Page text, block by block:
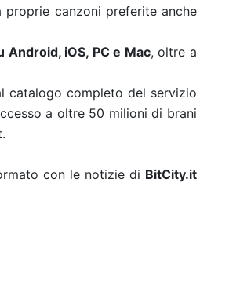
canzoni preferite anche
Android, iOS, PC e Mac, oltre a
catalogo completo del servizio
a oltre 50 milioni di brani
con le notizie di BitCity.it